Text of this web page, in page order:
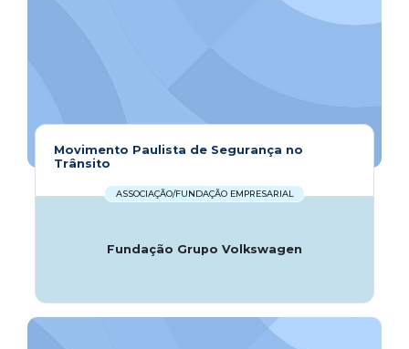
Movimento Paulista de Segurança no
Trânsito
ASSOCIAÇÃO/FUNDAÇÃO EMPRESARIAL
Fundação Grupo Volkswagen